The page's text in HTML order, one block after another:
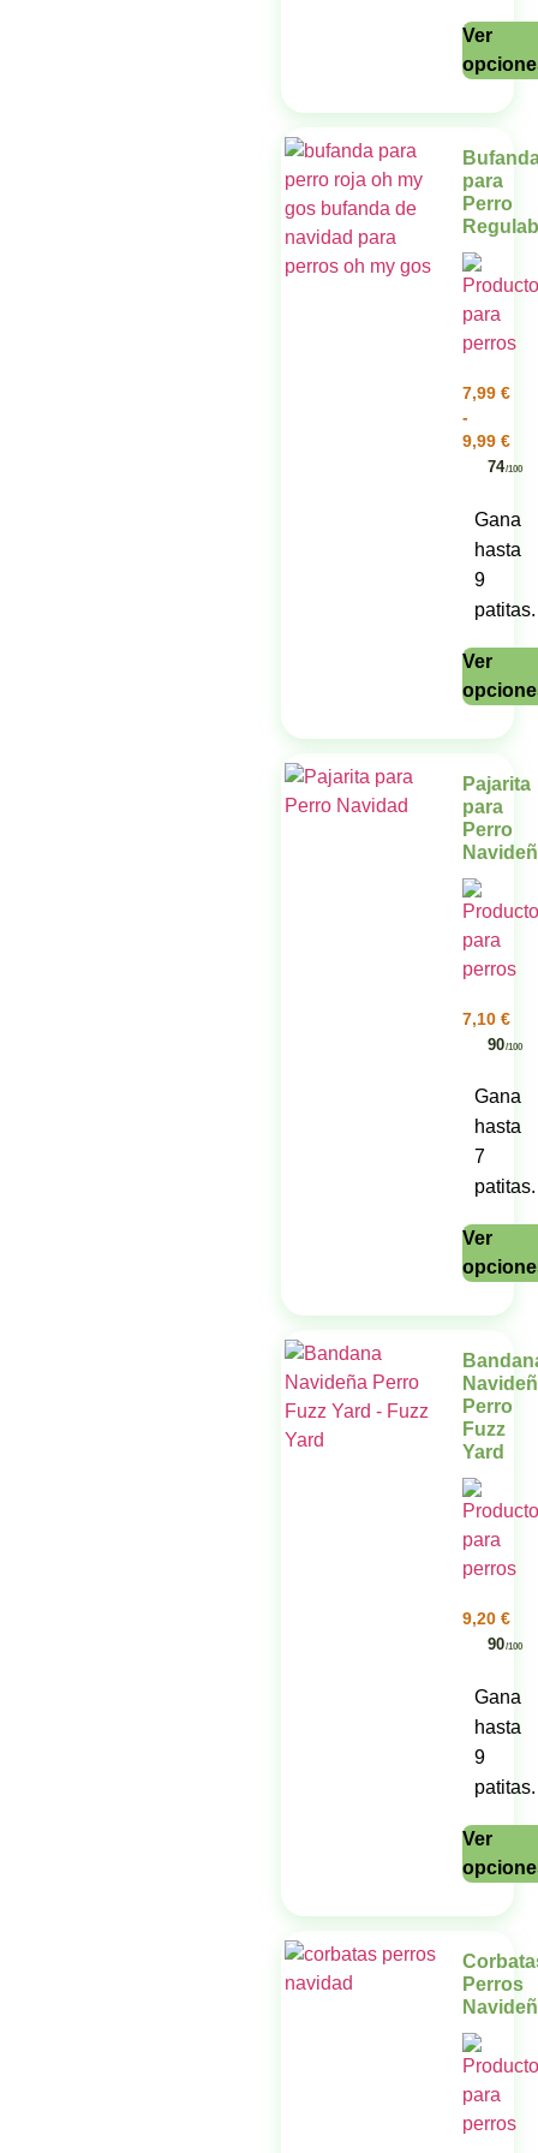
Ver
para
Perro
7,99 €
-
9,99 €
74/100
Gana
hasta
9
patitas.
Ver
Pajarita
para
Perro
7,10 €
90/100
Gana
hasta
7
patitas.
Ver
Perro
Fuzz
Yard
9,20 €
90/100
Gana
hasta
9
patitas.
Ver
Perros